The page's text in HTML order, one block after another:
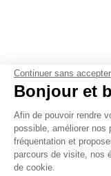
Continuer sans accepter
Bonjour et
Afin de pouvoir rendre
possible, améliorer nos
fréquentation et
parcours de visite, nos
de cookie.